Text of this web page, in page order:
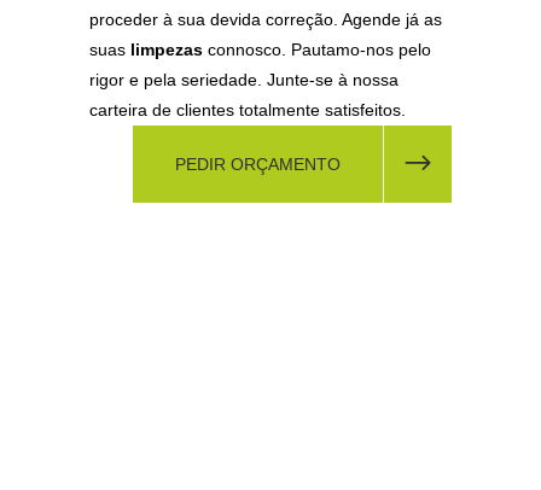
proceder à sua devida correção. Agende já as
suas limpezas connosco. Pautamo-nos pelo
rigor e pela seriedade. Junte-se à nossa
carteira de clientes totalmente satisfeitos.
PEDIR ORÇAMENTO